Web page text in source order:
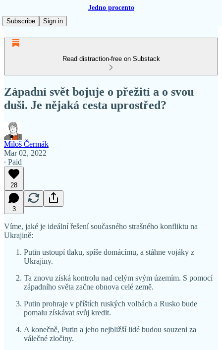
Jedno procento
Subscribe
Sign in
Read distraction-free on Substack
Západní svět bojuje o přežití a o svou
duši. Je nějaká cesta uprostřed?
Miloš Čermák
Mar 02, 2022
∙ Paid
28
3
Víme, jaké je ideální řešení současného strašného konfliktu na
Ukrajině:
Putin ustoupí tlaku, spíše domácímu, a stáhne vojáky z
Ukrajiny.
Ta znovu získá kontrolu nad celým svým územím. S pomocí
západního světa začne obnova celé země.
Putin prohraje v příštích ruských volbách a Rusko bude
pomalu získávat svůj kredit.
A konečně, Putin a jeho nejbližší lidé budou souzeni za
válečné zločiny.